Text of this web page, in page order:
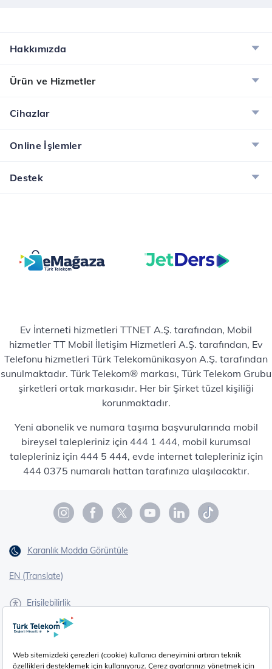
İncele
dünyanın tadını çıkarın!
İncele
Hakkımızda
Ürün ve Hizmetler
Cihazlar
Online İşlemler
Destek
Ev İnterneti hizmetleri TTNET A.Ş. tarafından, Mobil
hizmetler TT Mobil İletişim Hizmetleri A.Ş. tarafından, Ev
Telefonu hizmetleri Türk Telekomünikasyon A.Ş. tarafından
sunulmaktadır. Türk Telekom® markası, Türk Telekom Grubu
şirketleri ortak markasıdır. Her bir Şirket tüzel kişiliği
korunmaktadır.
Yeni abonelik ve numara taşıma başvurularında mobil
bireysel talepleriniz için 444 1 444, mobil kurumsal
talepleriniz için 444 5 444, evde internet talepleriniz için
444 0375 numaralı hattan tarafınıza ulaşılacaktır.
Karanlık Modda Görüntüle
EN (Translate)
Erişilebilirlik
İşaret Dili Çevirisi